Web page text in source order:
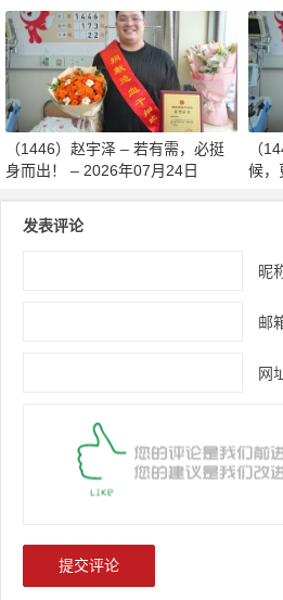
造血干细胞传递希望 – 2026年07
月27日
（1446）赵宇泽 – 若有需，必挺
身而出！ – 2026年07月24日
（
候，
发表评论
昵
邮
网